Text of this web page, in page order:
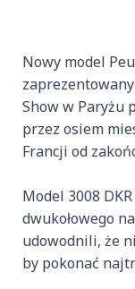
Nowy model
Show w Paryżu
przez osiem
Francji od
Model 3008
dwukołowego
udowodnili, że
by pokonać